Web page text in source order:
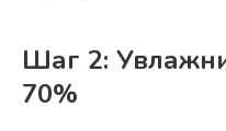
Шаг 2:
70%